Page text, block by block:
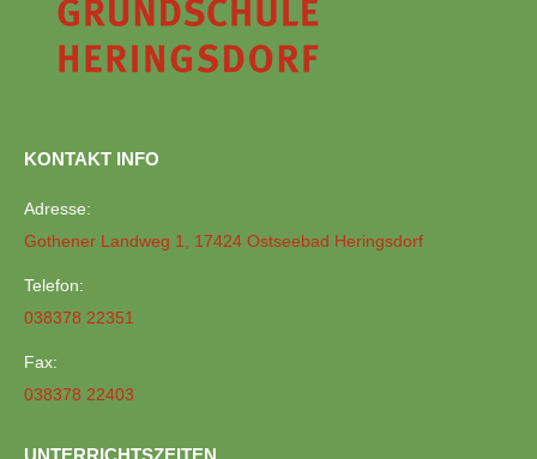
KONTAKT INFO
Adresse:
Gothener Landweg 1, 17424 Ostseebad Heringsdorf
Telefon:
038378 22351
Fax:
038378 22403
UNTERRICHTSZEITEN